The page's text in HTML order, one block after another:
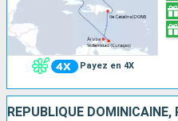
Payez en 4X